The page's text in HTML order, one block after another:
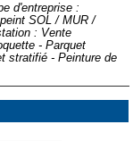
d'entreprise :
SOL / MUR /
: Vente
- Parquet
stratifié - Peinture de